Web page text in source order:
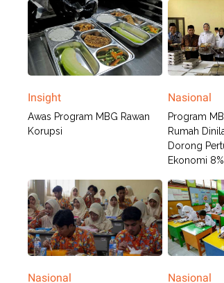
Insight
Awas Program MBG Rawan
Korupsi
Nasional
Program
Rumah
Dorong
Ekonomi 8%
Nasional Nasional